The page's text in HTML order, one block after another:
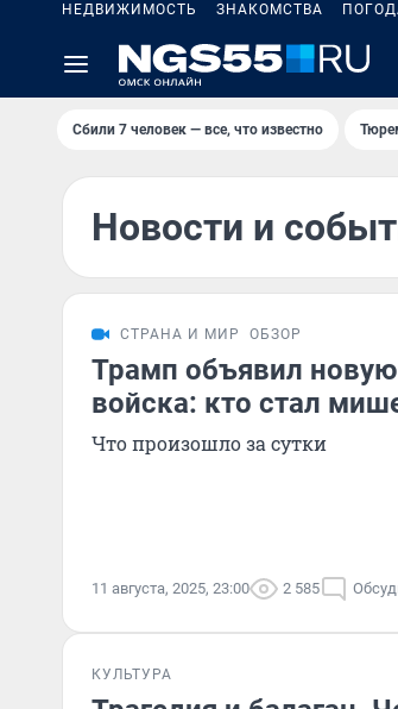
НЕДВИЖИМОСТЬ ЗНАКОМСТВА
Сбили 7 человек — все, что известно
Новости и
СТРАНА И МИР ОБЗОР
Трамп объявил новую
войска: кто стал
Что произошло за сутки
11 августа, 2025, 23:00 2 585
КУЛЬТУРА